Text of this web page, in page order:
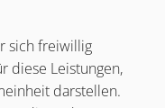
sich freiwillig
diese Leistungen,
darstellen.